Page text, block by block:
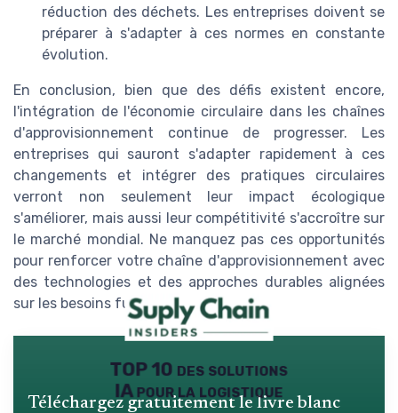
réduction des déchets. Les entreprises doivent se
préparer à s'adapter à ces normes en constante
évolution.
En conclusion, bien que des défis existent encore,
l'intégration de l'économie circulaire dans les chaînes
d'approvisionnement continue de progresser. Les
entreprises qui sauront s'adapter rapidement à ces
changements et intégrer des pratiques circulaires
verront non seulement leur impact écologique
s'améliorer, mais aussi leur compétitivité s'accroître sur
le marché mondial. Ne manquez pas ces opportunités
pour renforcer votre chaîne d'approvisionnement avec
des technologies et des approches durables alignées
sur les besoins futurs du secteur.
TOP 10 des solutions
IA pour la logistique
Téléchargez gratuitement le livre blanc